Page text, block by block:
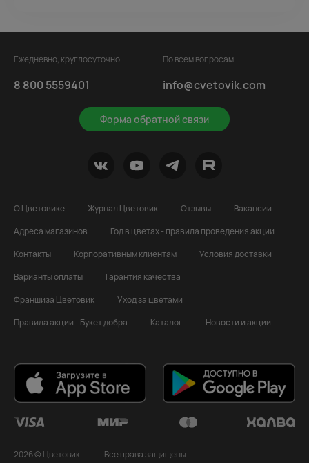
Ежедневно, круглосуточно
8 800 5559401
Форма обратной связи
По всем вопросам
info@cvetovik.com
О Цветовике Журнал Цветовик Отзывы
Вакансии
Адреса магазинов
Год в цветах - правила проведения акции
Контакты
Корпоративным клиентам
Условия доставки
Варианты оплаты
Гарантия качества
Франшиза Цветовик
Уход за цветами
Правила акции - Букет добра
Каталог Новости и акции
2026 © Цветовик Все права защищены